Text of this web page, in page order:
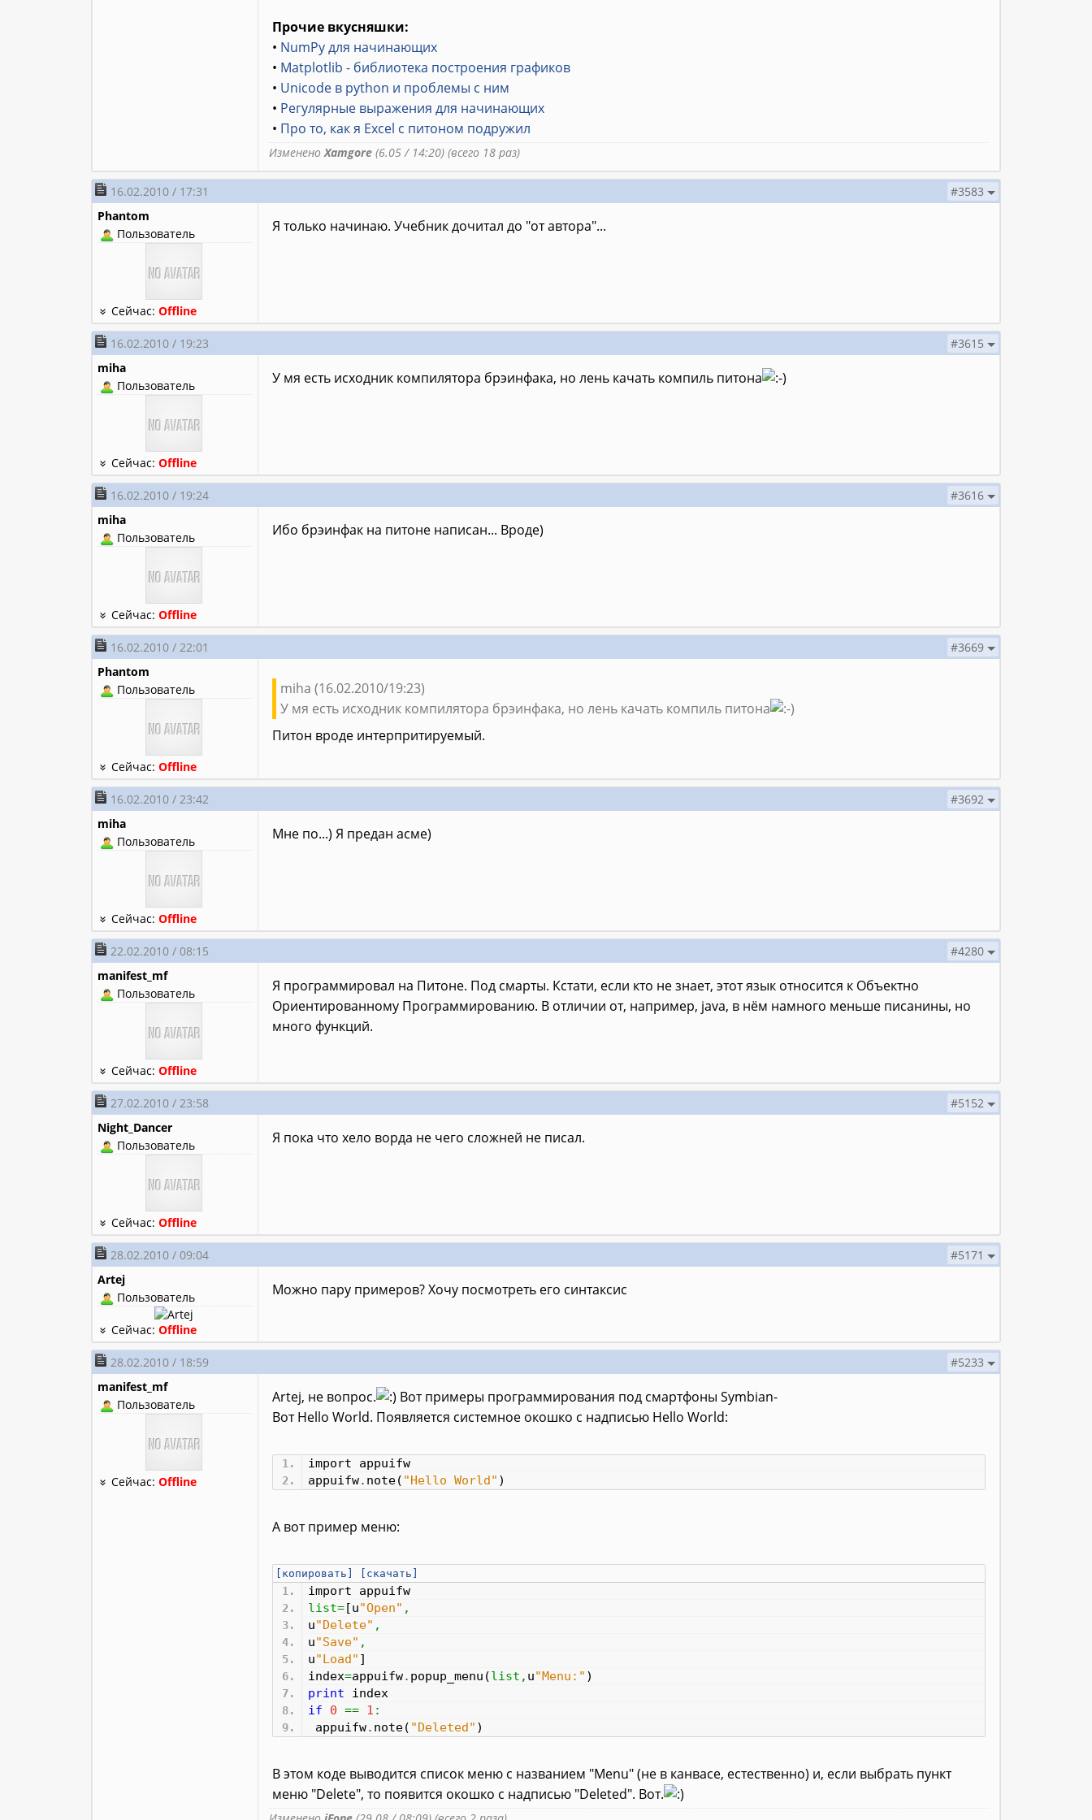
Прочие вкусняшки:
• NumPy для начинающих
• Matplotlib - библиотека построения графиков
• Unicode в python и проблемы с ним
• Регулярные выражения для начинающих
• Про то, как я Excel с питоном подружил
ИзмененоXamgore(6.05 / 14:20) (всего 18 раз)
16.02.2010 / 17:31
#3583
Phantom
Пользователь
Сейчас:Offline
Я только начинаю. Учебник дочитал до "от автора"...
16.02.2010 / 19:23
#3615
miha
Пользователь
Сейчас:Offline
У мя есть исходник компилятора брэинфака, но лень качать компиль питона
16.02.2010 / 19:24
#3616
miha
Пользователь
Сейчас:Offline
Ибо брэинфак на питоне написан... Вроде)
16.02.2010 / 22:01
#3669
Phantom
Пользователь
Сейчас:Offline
miha (16.02.2010/19:23)
У мя есть исходник компилятора брэинфака, но лень качать компиль питона
Питон вроде интерпритируемый.
16.02.2010 / 23:42
#3692
miha
Пользователь
Сейчас:Offline
Мне по...) Я предан асме)
22.02.2010 / 08:15
#4280
manifest_mf
Пользователь
Сейчас:Offline
Я программировал на Питоне. Под смарты. Кстати, если кто не знает, этот язык относится к Объектно
Ориентированному Программированию. В отличии от, например, java, в нём намного меньше писанины, но
много функций.
27.02.2010 / 23:58
#5152
Night_Dancer
Пользователь
Сейчас:Offline
Я пока что хело ворда не чего сложней не писал.
28.02.2010 / 09:04
#5171
Artej
Пользователь
Сейчас:Offline
Можно пару примеров? Хочу посмотреть его синтаксис
28.02.2010 / 18:59
#5233
manifest_mf
Пользователь
Сейчас:Offline
Artej, не вопрос.
Вот примеры программирования под смартфоны Symbian-
Вот Hello World. Появляется системное окошко с надписью Hello World:
import appuifw
appuifw. note( "Hello World" )
А вот пример меню:
[копировать] [скачать]
import appuifw
list=[u"Open" ,
u"Delete" ,
u"Save" ,
u"Load" ]
index=appuifw. popup_menu (list , u"Menu:" )
print index
if
0 == 1 :
appuifw. note( "Deleted" )
В этом коде выводится список меню с названием "Menu" (не в канвасе, естественно) и, если выбрать пункт
меню "Delete", то появится окошко с надписью "Deleted". Вот.